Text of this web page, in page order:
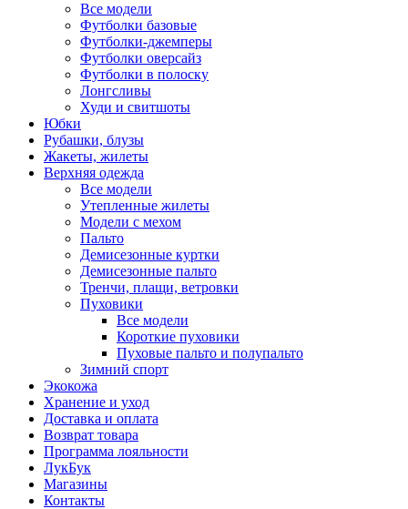
Все модели
Футболки базовые
Футболки-джемперы
Футболки оверсайз
Футболки в полоску
Лонгсливы
Худи и свитшоты
Юбки
Рубашки, блузы
Жакеты, жилеты
Верхняя одежда
Все модели
Утепленные жилеты
Модели с мехом
Пальто
Демисезонные куртки
Демисезонные пальто
Тренчи, плащи, ветровки
Пуховики
Все модели
Короткие пуховики
Пуховые пальто и полупальто
Зимний спорт
Экокожа
Хранение и уход
Доставка и оплата
Возврат товара
Программа лояльности
ЛукБук
Магазины
Контакты